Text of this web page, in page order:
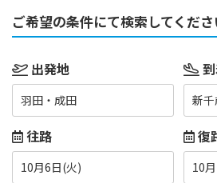
ご希望の条件にて検索してくださ
出発地
羽田・成田 新
往路
10月6日(火)
復
10